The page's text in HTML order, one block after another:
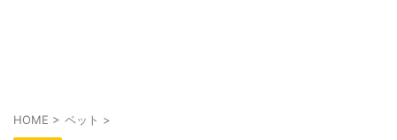
HOME > ペット >